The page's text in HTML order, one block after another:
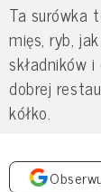
Ta surówka
mięs, ryb,
składników
dobrej
kółko.